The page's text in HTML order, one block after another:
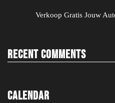
Verkoop Gratis Jouw
Recent Comments
Calendar